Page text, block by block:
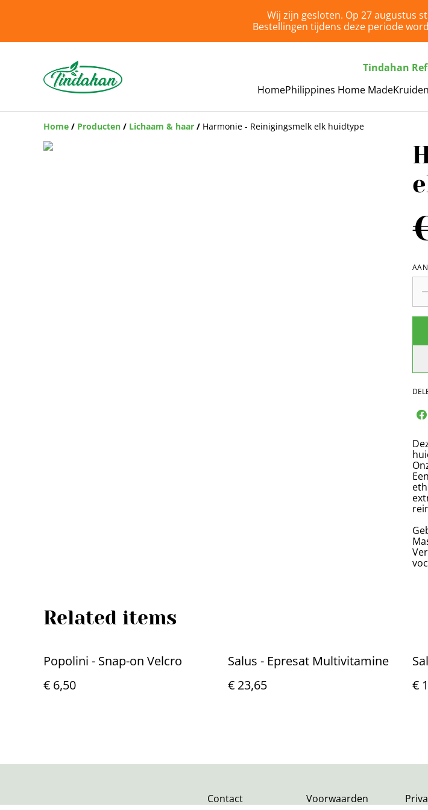
Wij zijn gesloten. Op 27 augustus
Bestellingen tijdens deze periode
Tindahan
HomePhilippines Home MadeKruiden
Home / Producten / Lichaam & haar / Harmonie - Reinigingsmelk elk huidtype
Related items
Popolini - Snap-on Velcro
€ 6,50
Salus - Epresat Multivitamine
€ 23,65
€
Contact Voorwaarden